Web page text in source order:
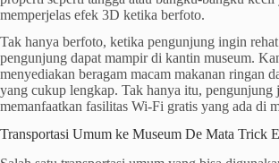
memperjelas efek 3D ketika berfoto.
Tak hanya berfoto, ketika pengunjung ingin rehat
pengunjung dapat mampir di kantin museum.
menyediakan beragam macam makanan ringan
yang cukup lengkap. Tak hanya itu, pengunjung
memanfaatkan fasilitas Wi-Fi gratis yang ada di
Transportasi Umum ke Museum De Mata Trick